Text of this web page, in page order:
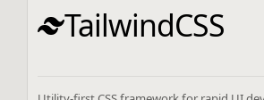
TailwindCSS